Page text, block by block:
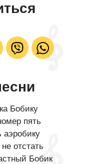
Бобику
пять
аэробику
отстать
Бобик